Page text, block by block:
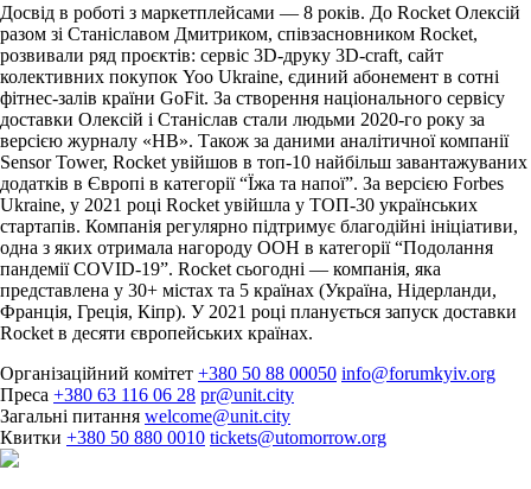
Досвід в роботі з маркетплейсами — 8 років. До Rocket Олексій
разом зі Станіславом Дмитриком, співзасновником Rocket,
розвивали ряд проєктів: сервіс 3D-друку 3D-craft, сайт
колективних покупок Yoo Ukraine, єдиний абонемент в сотні
фітнес-залів країни GoFit. За створення національного сервісу
доставки Олексій і Станіслав стали людьми 2020-го року за
версією журналу «НВ». Також за даними аналітичної компанії
Sensor Tower, Rocket увійшов в топ-10 найбільш завантажуваних
додатків в Європі в категорії “Їжа та напої”. За версією Forbes
Ukraine, у 2021 році Rocket увійшла у ТОП-30 українських
стартапів. Компанія регулярно підтримує благодійні ініціативи,
одна з яких отримала нагороду ООН в категорії “Подолання
пандемії COVID-19”. Rocket сьогодні — компанія, яка
представлена у 30+ містах та 5 країнах (Україна, Нідерланди,
Франція, Греція, Кіпр). У 2021 році планується запуск доставки
Rocket в десяти європейських країнах.
Організаційний комітет +380 50 88 00050 info@forumkyiv.org
Преса +380 63 116 06 28 pr@unit.city
Загальні питання welcome@unit.city
Квитки +380 50 880 0010 tickets@utomorrow.org